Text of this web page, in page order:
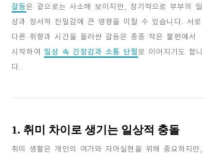
갈등은 겉으로는 사소해 보이지만, 장기적으로 부부의 일
상과 정서적 친밀감에 큰 영향을 미칠 수 있습니다. 서로
다른 취향과 시간을 둘러싼 갈등은 종종 작은 불편에서
시작하여일상 속 긴장감과 소통 단절 로 이어지기도 합니
다.
1. 취미 차이로 생기는 일상적 충돌
취미 생활은 개인의 여가와 자아실현을 위해 중요하지만,